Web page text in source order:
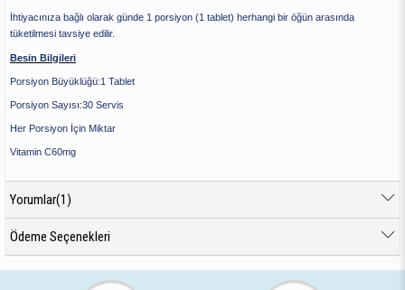
İhtiyacınıza bağlı olarak günde 1 porsiyon (1 tablet) herhangi bir öğün arasında
tüketilmesi tavsiye edilir.
Besin Bilgileri
Porsiyon Büyüklüğü:1 Tablet
Porsiyon Sayısı:30 Servis
Her Porsiyon İçin Miktar
Vitamin C60mg
Yorumlar(1)
Ödeme Seçenekleri